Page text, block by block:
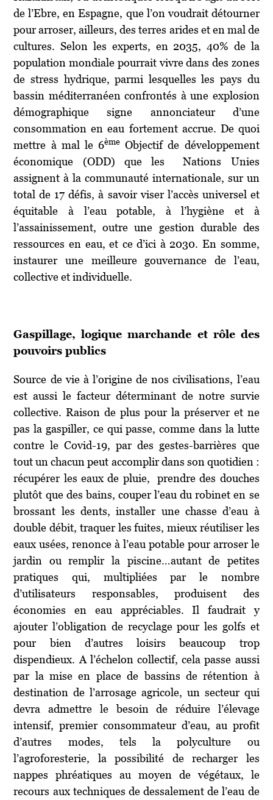
de l’Ebre, en Espagne, que l’on voudrait détourner
pour arroser, ailleurs, des terres arides et en mal de
cultures. Selon les experts, en 2035, 40% de la
population mondiale pourrait vivre dans des zones
de stress hydrique, parmi lesquelles les pays du
bassin méditerranéen confrontés à une explosion
démographique signe annonciateur d’une
consommation en eau fortement accrue. De quoi
mettre à mal le 6ème Objectif de développement
économique (ODD) que les Nations Unies
assignent à la communauté internationale, sur un
total de 17 défis, à savoir viser l’accès universel et
équitable à l’eau potable, à l’hygiène et à
l’assainissement, outre une gestion durable des
ressources en eau, et ce d’ici à 2030. En somme,
instaurer une meilleure gouvernance de l’eau,
collective et individuelle.
Gaspillage, logique marchande et rôle des
pouvoirs publics
Source de vie à l’origine de nos civilisations, l’eau
est aussi le facteur déterminant de notre survie
collective. Raison de plus pour la préserver et ne
pas la gaspiller, ce qui passe, comme dans la lutte
contre le Covid-19, par des gestes-barrières que
tout un chacun peut accomplir dans son quotidien :
récupérer les eaux de pluie, prendre des douches
plutôt que des bains, couper l’eau du robinet en se
brossant les dents, installer une chasse d’eau à
double débit, traquer les fuites, mieux réutiliser les
eaux usées, renonce à l’eau potable pour arroser le
jardin ou remplir la piscine…autant de petites
pratiques qui, multipliées par le nombre
d’utilisateurs responsables, produisent des
économies en eau appréciables. Il faudrait y
ajouter l’obligation de recyclage pour les golfs et
pour bien d’autres loisirs beaucoup trop
dispendieux. A l’échelon collectif, cela passe aussi
par la mise en place de bassins de rétention à
destination de l’arrosage agricole, un secteur qui
devra admettre le besoin de réduire l’élevage
intensif, premier consommateur d’eau, au profit
d’autres modes, tels la polyculture ou
l’agroforesterie, la possibilité de recharger les
nappes phréatiques au moyen de végétaux, le
recours aux techniques de dessalement de l’eau de